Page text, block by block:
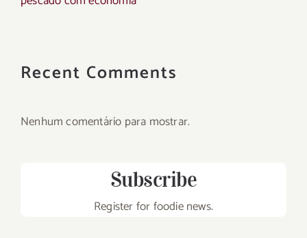
Recent Comments
Nenhum comentário para mostrar.
Subscribe
Register for foodie news.